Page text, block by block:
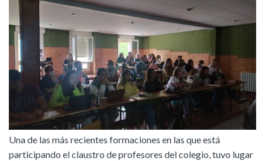
Una de las más recientes formaciones en las que está
participando el claustro de profesores del colegio, tuvo lugar